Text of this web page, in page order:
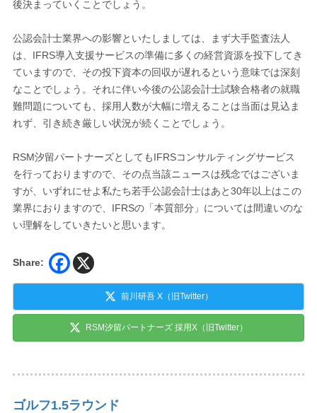
後決まっていくことでしょう。
公認会計士業界への影響といたしましては、まず大手監査法人
は、IFRS導入支援サービスの準備に多くの経営資源を投下してき
ていますので、その投下資本の回収が遅れるという意味では深刻
なことでしょう。それに伴い今後の公認会計士試験合格者の就職
難問題についても、採用人数が大幅に増えることは当面は見込ま
れず、引き続き厳しい状況が続くことでしょう。
RSM汐留パートナーズとしてもIFRSコンサルティングサービス
を行っておりますので、その点当該ニュースは残念ではございま
すが、いずれにせよ私たち若手公認会計士はあと30年以上はこの
業界におりますので、IFRSの「本質部分」については間違いのな
い理解をしていきたいと思います。
Share:
前川研吾 X（旧Twitter）
RSM汐留パートナーズ 採用X（旧Twitter）
ゴルフ1.5ラウンド